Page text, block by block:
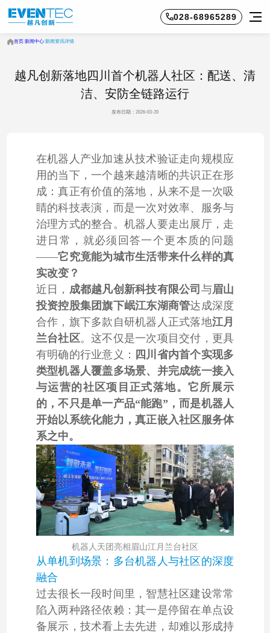
楼宇配送
机器人
轻量化社
区配送机
器人
体配送机
器人
零售分拣
+配送一
体化系统
慧零售机
器人
机器人
机器人+商业社区 机器人+住宅 机器人+医院
028-68965289
首页/新闻中心/新闻资讯详情
越凡创新落地四川首个机器人社区：配送、清
洁、安防全链路运行
发布日期：2026-03-20
在机器人产业加速从技术验证走向规模应
用的当下，一个越来越清晰的共识正在形
成：真正有价值的落地，从来不是一次吸
睛的科技表演，而是一次对效率、服务与
治理方式的整合。机器人要走出展厅，走
进日常，就必须回答一个更本质的问题
——它究竟能为城市生活带来什么样的真
实改变？
近日， 成都越凡创新科技有限公司 与眉山
投资控股集团旗下岷江东湖商管达成深度
合作，旗下多款自研机器人正式落地江月
兰台社区。这不仅是一次项目交付，更具
有明确的行业意义： 四川省内首个实现多
类型机器人覆盖多场景、并完成统一接入
与运营的社区项目正式落地。它所展示
的，不只是单一产品“能跑”，而是机器人
开始以系统化能力，真正嵌入社区服务体
系之中。
机器人天团亮相眉山江月兰台社区
从单机到场景：多台机器人与社区的深度
融合
过去很长一段时间里，智慧社区建设常常
陷入两种路径依赖：其一是停留在单点设
备展示，技术看上去先进，却难以形成持